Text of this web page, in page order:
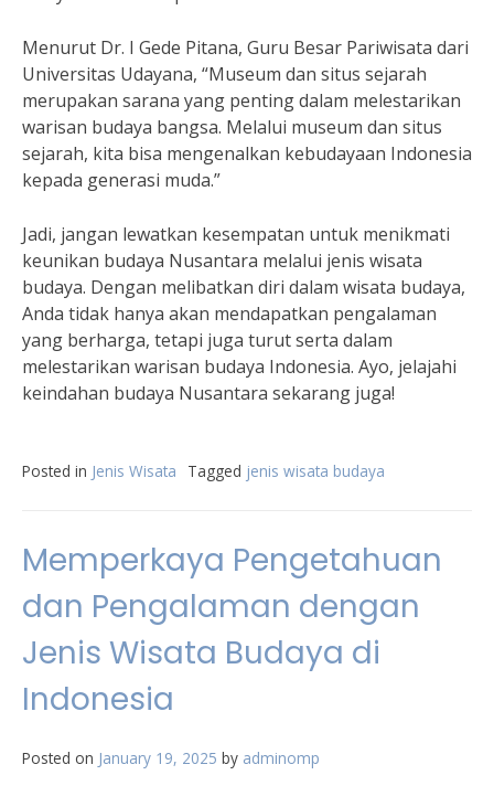
Menurut Dr. I Gede Pitana, Guru Besar Pariwisata dari
Universitas Udayana, “Museum dan situs sejarah
merupakan sarana yang penting dalam melestarikan
warisan budaya bangsa. Melalui museum dan situs
sejarah, kita bisa mengenalkan kebudayaan Indonesia
kepada generasi muda.”
Jadi, jangan lewatkan kesempatan untuk menikmati
keunikan budaya Nusantara melalui jenis wisata
budaya. Dengan melibatkan diri dalam wisata budaya,
Anda tidak hanya akan mendapatkan pengalaman
yang berharga, tetapi juga turut serta dalam
melestarikan warisan budaya Indonesia. Ayo, jelajahi
keindahan budaya Nusantara sekarang juga!
Posted in Jenis Wisata Tagged jenis wisata budaya
Memperkaya Pengetahuan
dan Pengalaman dengan
Jenis Wisata Budaya di
Indonesia
Posted on January 19, 2025 by adminomp